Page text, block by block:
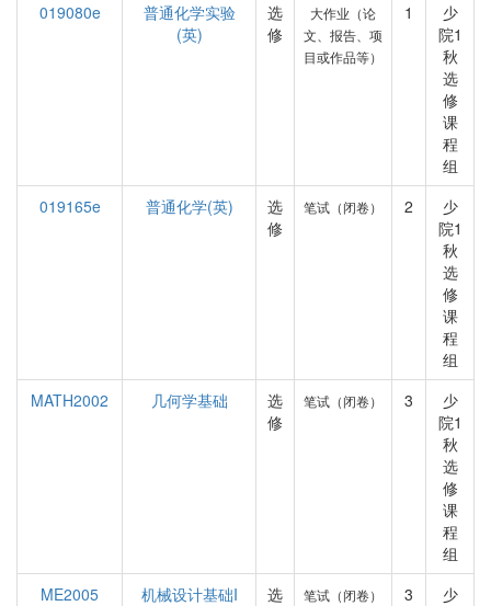
019080e
普通化学实验
(英)
选
修
大作业（论
文、报告、项
目或作品等）
1
少
院1
秋
选
修
课
程
组
019165e
普通化学(英)
选
修
笔试（闭卷） 2
少
院1
秋
选
修
课
程
组
MATH2002
几何学基础
选
修
笔试（闭卷） 3
少
院1
秋
选
修
课
程
组
ME2005
机械设计基础I
选
笔试（闭卷） 3
少